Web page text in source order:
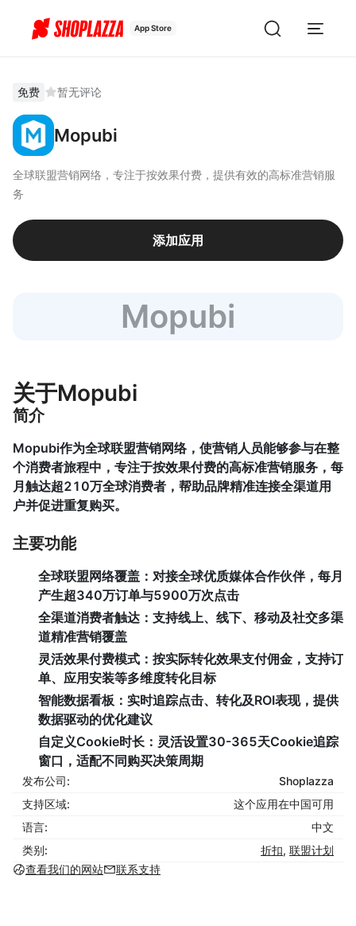
App Store
免费 暂无评论
Mopubi
全球联盟营销网络，专注于按效果付费，提供有效的高标准营销服
务
添加应用
Mopubi
关于Mopubi
简介
Mopubi作为全球联盟营销网络，使营销人员能够参与在整
个消费者旅程中，专注于按效果付费的高标准营销服务，每
月触达超210万全球消费者，帮助品牌精准连接全渠道用
户并促进重复购买。
主要功能
全球联盟网络覆盖 ：对接全球优质媒体合作伙伴，每月
产生超340万订单与5900万次点击
全渠道消费者触达 ：支持线上、线下、移动及社交多渠
道精准营销覆盖
灵活效果付费模式 ：按实际转化效果支付佣金，支持订
单、应用安装等多维度转化目标
智能数据看板 ：实时追踪点击、转化及ROI表现，提供
数据驱动的优化建议
自定义Cookie时长 ：灵活设置30-365天Cookie追踪
窗口，适配不同购买决策周期
发布公司:
Shoplazza
支持区域:
这个应用在中国可用
语言:
中文
类别:
折扣, 联盟计划
查看我们的网站
联系支持